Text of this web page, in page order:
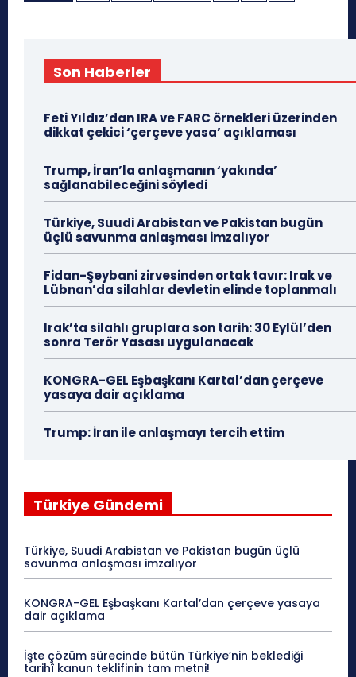
Son Haberler
Feti Yıldız’dan IRA ve FARC örnekleri üzerinden
dikkat çekici ‘çerçeve yasa’ açıklaması
Trump, İran’la anlaşmanın ‘yakında’
sağlanabileceğini söyledi
Türkiye, Suudi Arabistan ve Pakistan bugün
üçlü savunma anlaşması imzalıyor
Fidan-Şeybani zirvesinden ortak tavır: Irak ve
Lübnan’da silahlar devletin elinde toplanmalı
Irak’ta silahlı gruplara son tarih: 30 Eylül’den
sonra Terör Yasası uygulanacak
KONGRA-GEL Eşbaşkanı Kartal’dan çerçeve
yasaya dair açıklama
Trump: İran ile anlaşmayı tercih ettim
Türkiye Gündemi
Türkiye, Suudi Arabistan ve Pakistan bugün üçlü
savunma anlaşması imzalıyor
KONGRA-GEL Eşbaşkanı Kartal’dan çerçeve yasaya
dair açıklama
İşte çözüm sürecinde bütün Türkiye’nin beklediği
tarihî kanun teklifinin tam metni!